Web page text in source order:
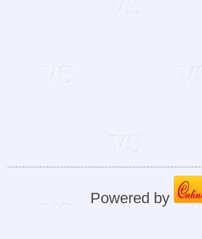
Powered by